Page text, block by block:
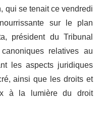
qui se tenait ce vendredi
sur le plan
président du Tribunal
relatives au
les aspects juridiques
ainsi que les droits et
à la lumière du droit